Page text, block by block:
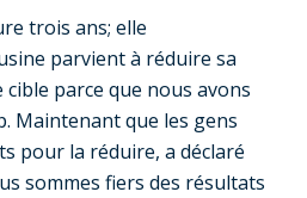
trois ans; elle
parvient à réduire sa
parce que nous avons
Maintenant que les gens
pour la réduire, a déclaré
sommes fiers des résultats